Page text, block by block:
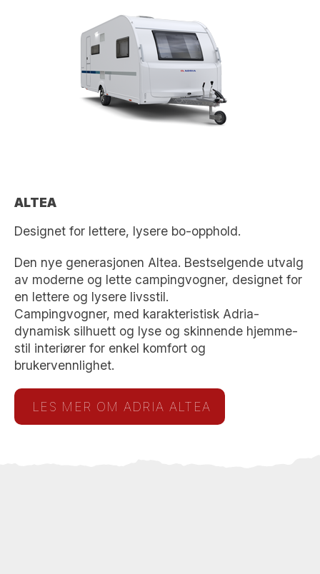
ALTEA
Designet for lettere, lysere bo-opphold.
Den nye generasjonen Altea. Bestselgende utvalg
av moderne og lette campingvogner, designet for
en lettere og lysere livsstil.
Campingvogner, med karakteristisk Adria-
dynamisk silhuett og lyse og skinnende hjemme-
stil interiører for enkel komfort og
brukervennlighet.
LES MER OM ADRIA ALTEA